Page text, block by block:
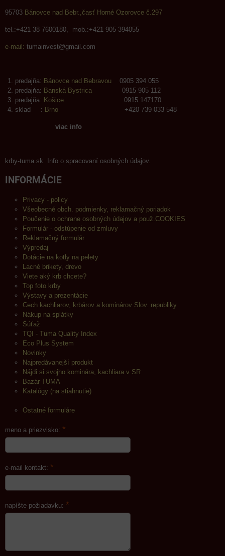
95703 Bánovce nad Bebr.,časť Horné Ozorovce č.297
tel.:+421 38 7600180, mob.:+421 905 394055
e-mail: tumainvest@gmail.com
predajňa: Bánovce nad Bebravou 0905 394 055
predajňa: Banská Bystrica 0915 905 112
predajňa: Košice 0915 147170
sklad : Brno +420 739 033 548
viac info
krby-tuma.sk Info o spracovaní osobných údajov.
INFORMÁCIE
Privacy - policy
Všeobecné obch. podmienky, reklamačný poriadok
Poučenie o ochrane osobných údajov a použ.COOKIES
Formulár - odstúpenie od zmluvy
Reklamačný formulár
Výpredaj
Dotácie na kotly na pelety
Lacné brikety, drevo
Viete aký krb chcete?
Top foto krby
Výstavy a prezentácie
Cech kachliarov, krbárov a kominárov Slov. republiky
Nákup na splátky
Súťaž
TQI - Tuma Quality Index
Eco Plus System
Novinky
Najpredávanejší produkt
Nájdi si svojho kominára, kachliara v SR
Bazár TUMA
Katalógy (na stiahnutie)
Ostatné formuláre
meno a priezvisko: *
e-mail kontakt: *
napíšte požiadavku: *